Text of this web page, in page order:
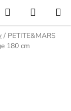
Hľadať
KOŠÍK
/ PETITE&MARS
180 cm